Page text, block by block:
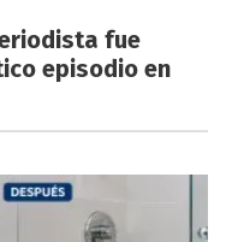
fue
episodio en